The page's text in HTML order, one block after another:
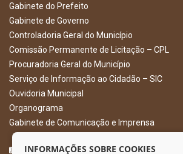
Gabinete do Prefeito
Gabinete de Governo
Controladoria Geral do Município
Comissão Permanente de Licitação – CPL
Procuradoria Geral do Município
Serviço de Informação ao Cidadão – SIC
Ouvidoria Municipal
Organograma
Gabinete de Comunicação e Imprensa
CURTA NOSSA FAN PAGE
INFORMAÇÕES SOBRE COOKIES